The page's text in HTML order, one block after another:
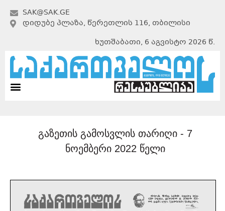
SAK@SAK.GE
ᲓᲘᲓᲣᲑᲔ ᲞᲚᲐᲖᲐ, ᲬᲔᲠᲔᲗᲚᲘᲡ 116, ᲗᲑᲘᲚᲘᲡᲘ
ხუთშაბათი, 6 აგვისტო 2026 წ.
გაზეთის გამოსვლის თარიღი - 7
ნოემბერი 2022 წელი